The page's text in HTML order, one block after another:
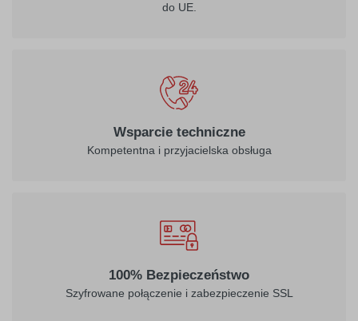
do UE.
Wsparcie techniczne
Kompetentna i przyjacielska obsługa
100% Bezpieczeństwo
Szyfrowane połączenie i zabezpieczenie SSL